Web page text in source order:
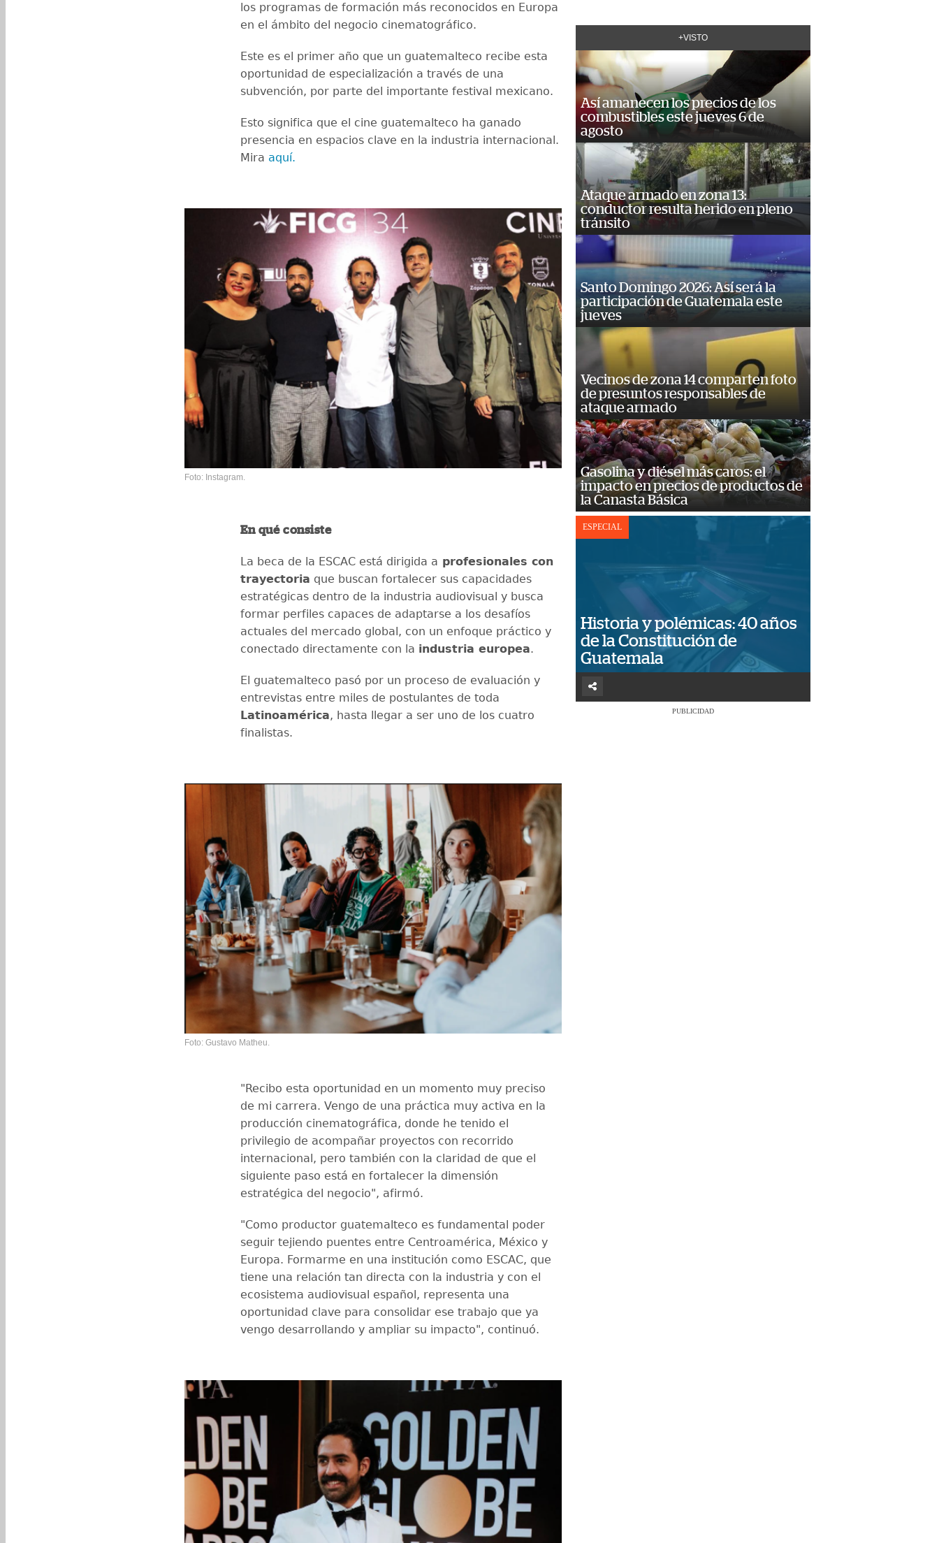
los programas de formación más reconocidos en Europa
en el ámbito del negocio cinematográfico.
Este es el primer año que un guatemalteco recibe esta
oportunidad de especialización a través de una
subvención, por parte del importante festival mexicano.
Esto significa que el cine guatemalteco ha ganado
presencia en espacios clave en la industria internacional.
Mira aquí.
Foto: Instagram.
En qué consiste
La beca de la ESCAC está dirigida a profesionales con
trayectoria que buscan fortalecer sus capacidades
estratégicas dentro de la industria audiovisual y busca
formar perfiles capaces de adaptarse a los desafíos
actuales del mercado global, con un enfoque práctico y
conectado directamente con la industria europea.
El guatemalteco pasó por un proceso de evaluación y
entrevistas entre miles de postulantes de toda
Latinoamérica, hasta llegar a ser uno de los cuatro
finalistas.
Foto: Gustavo Matheu.
"Recibo esta oportunidad en un momento muy preciso
de mi carrera. Vengo de una práctica muy activa en la
producción cinematográfica, donde he tenido el
privilegio de acompañar proyectos con recorrido
internacional, pero también con la claridad de que el
siguiente paso está en fortalecer la dimensión
estratégica del negocio", afirmó.
"Como productor guatemalteco es fundamental poder
seguir tejiendo puentes entre Centroamérica, México y
Europa. Formarme en una institución como ESCAC, que
tiene una relación tan directa con la industria y con el
ecosistema audiovisual español, representa una
oportunidad clave para consolidar ese trabajo que ya
vengo desarrollando y ampliar su impacto", continuó.
+VISTO
Así amanecen los precios de los
combustibles este jueves 6 de
agosto
Ataque armado en zona 13:
conductor resulta herido en pleno
tránsito
Santo Domingo 2026: Así será la
participación de Guatemala este
jueves
Vecinos de zona 14 comparten foto
de presuntos responsables de
ataque armado
Gasolina y diésel más caros: el
impacto en precios de productos de
la Canasta Básica
ESPECIAL
Historia y polémicas: 40 años
de la Constitución de
Guatemala
PUBLICIDAD